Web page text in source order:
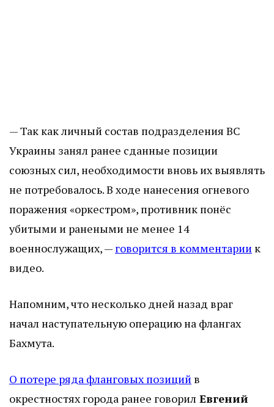
— Так как личный состав подразделения ВС
Украины занял ранее сданные позиции
союзных сил, необходимости вновь их выявлять
не потребовалось. В ходе нанесения огневого
поражения «оркестром», противник понёс
убитыми и ранеными не менее 14
военнослужащих, — говорится в комментариик
видео.
Напомним, что несколько дней назад враг
начал наступательную операцию на флангах
Бахмута.
О потере ряда фланговых позицийв
окрестностях города ранее говорил Евгений